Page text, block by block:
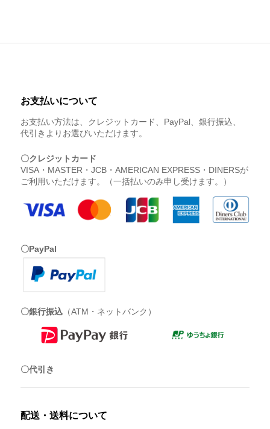
お支払いについて
お支払い方法は、クレジットカード、PayPal、銀行振込、
代引きよりお選びいただけます。
〇クレジットカード
VISA・MASTER・JCB・AMERICAN EXPRESS・DINERSが
ご利用いただけます。（一括払いのみ申し受けます。）
〇PayPal
〇銀行振込 （ATM・ネットバンク）
〇代引き
配送・送料について